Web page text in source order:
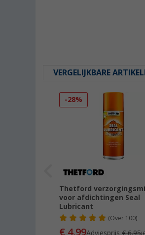
VERGELIJKBARE
-28%
Thetford
voor afdichtingen Seal
Lubricant
(Over 100)
€ 4,99Adviesprijs€ 6,95